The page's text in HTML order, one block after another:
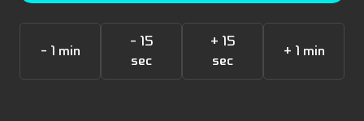
- 1 min
- 15
sec
+ 15
sec
+ 1 min